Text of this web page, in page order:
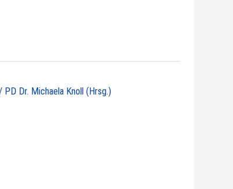
Dr. Michaela Knoll (Hrsg.)